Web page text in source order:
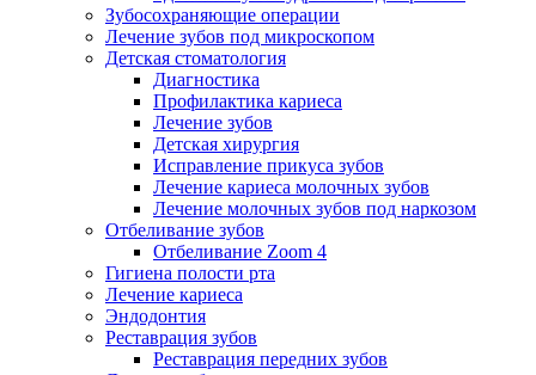
Зубосохраняющие операции
Лечение зубов под микроскопом
Детская стоматология
Диагностика
Профилактика кариеса
Лечение зубов
Детская хирургия
Исправление прикуса зубов
Лечение кариеса молочных зубов
Лечение молочных зубов под наркозом
Отбеливание зубов
Отбеливание Zoom 4
Гигиена полости рта
Лечение кариеса
Эндодонтия
Реставрация зубов
Реставрация передних зубов